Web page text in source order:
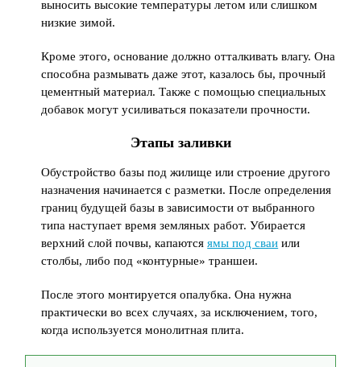
выносить высокие температуры летом или слишком
низкие зимой.
Кроме этого, основание должно отталкивать влагу. Она
способна размывать даже этот, казалось бы, прочный
цементный материал. Также с помощью специальных
добавок могут усиливаться показатели прочности.
Этапы заливки
Обустройство базы под жилище или строение другого
назначения начинается с разметки. После определения
границ будущей базы в зависимости от выбранного
типа наступает время земляных работ. Убирается
верхний слой почвы, капаютсяямы под сваи или
столбы, либо под «контурные» траншеи.
После этого монтируется опалубка. Она нужна
практически во всех случаях, за исключением, того,
когда используется монолитная плита.